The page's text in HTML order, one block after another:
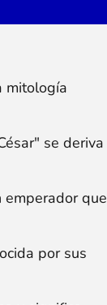
mitología
se deriva
emperador que
por sus